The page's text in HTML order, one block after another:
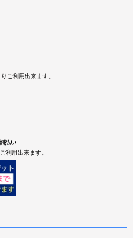
ご利用出来ます。
払い
利用出来ます。